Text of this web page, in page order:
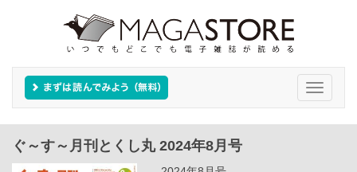
Toggle
ぐ～す～月刊とくし丸 2024年8月号